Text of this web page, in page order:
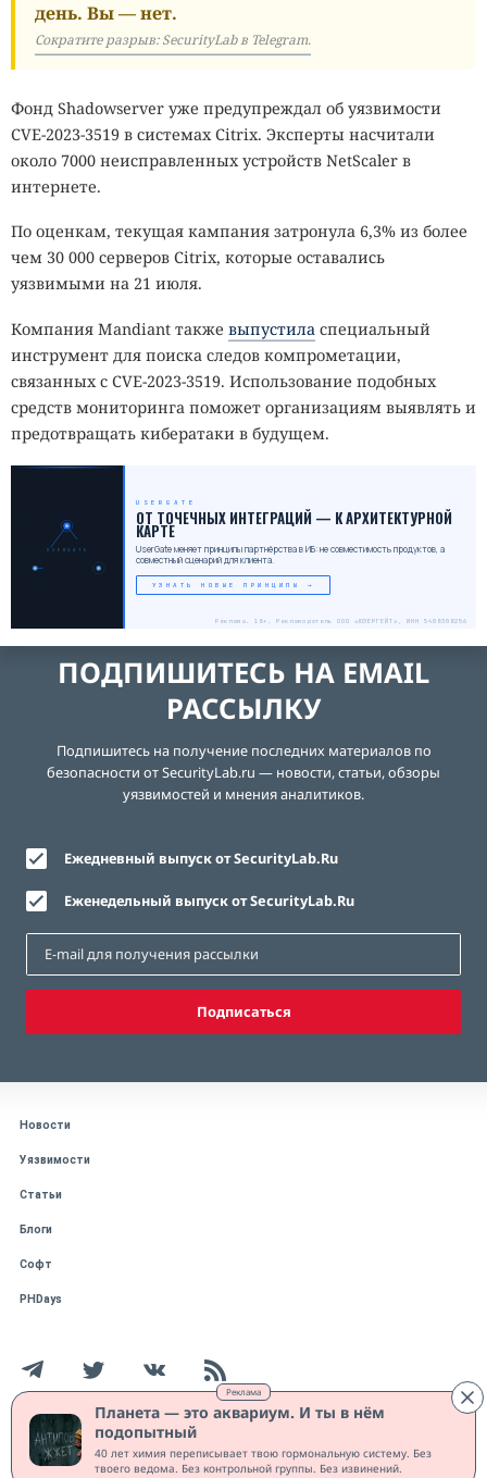
Реклама
Планета — это аквариум. И ты в нём
подопытный
40 лет химия переписывает твою гормональную систему. Без
твоего ведома. Без контрольной группы. Без извинений.
день. Вы — нет.
Сократите разрыв: SecurityLab в Telegram.
Фонд Shadowserver уже предупреждал об уязвимости
CVE-2023-3519 в системах Citrix. Эксперты насчитали
около 7000 неисправленных устройств NetScaler в
интернете.
По оценкам, текущая кампания затронула 6,3% из более
чем 30 000 серверов Citrix, которые оставались
уязвимыми на 21 июля.
Компания Mandiant также выпустила специальный
инструмент для поиска следов компрометации,
связанных с CVE-2023-3519. Использование подобных
средств мониторинга поможет организациям выявлять и
предотвращать кибератаки в будущем.
USERGATE
USERGATE
ОТ ТОЧЕЧНЫХ ИНТЕГРАЦИЙ — К АРХИТЕКТУРНОЙ
КАРТЕ
UserGate меняет принципы партнёрства в ИБ: не совместимость продуктов, а
совместный сценарий для клиента.
УЗНАТЬ НОВЫЕ ПРИНЦИПЫ →
Реклама. 18+. Рекламодатель ООО «ЮЗЕРГЕЙТ», ИНН 5408308256
ПОДПИШИТЕСЬ НА EMAIL
РАССЫЛКУ
Подпишитесь на получение последних материалов по
безопасности от SecurityLab.ru — новости, статьи, обзоры
уязвимостей и мнения аналитиков.
Ежедневный выпуск от SecurityLab.Ru
Еженедельный выпуск от SecurityLab.Ru
Подписаться
Новости
Уязвимости
Статьи
Блоги
Софт
PHDays
Работает на CMS "1С-Битрикс: Управление сайтом"
Защищено CURATOR